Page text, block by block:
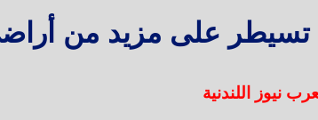
على مزيد من أراضي
نيوز اللندنية